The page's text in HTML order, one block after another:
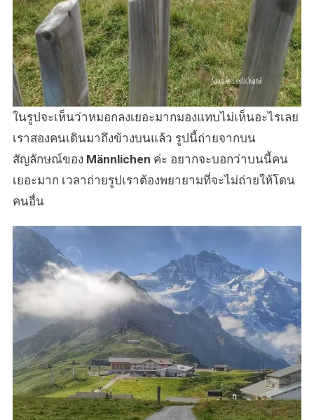
ในรูปจะเห็นว่าหมอกลงเยอะมากมองแทบไม่เห็นอะไรเลย
เราสองคนเดินมาถึงข้างบนแล้ว รูปนี้ถ่ายจากบน
สัญลักษณ์ของ Männlichen ค่ะ อยากจะบอกว่าบนนี้คน
เยอะมาก เวลาถ่ายรูปเราต้องพยายามที่จะไม่ถ่ายให้โดน
คนอื่น